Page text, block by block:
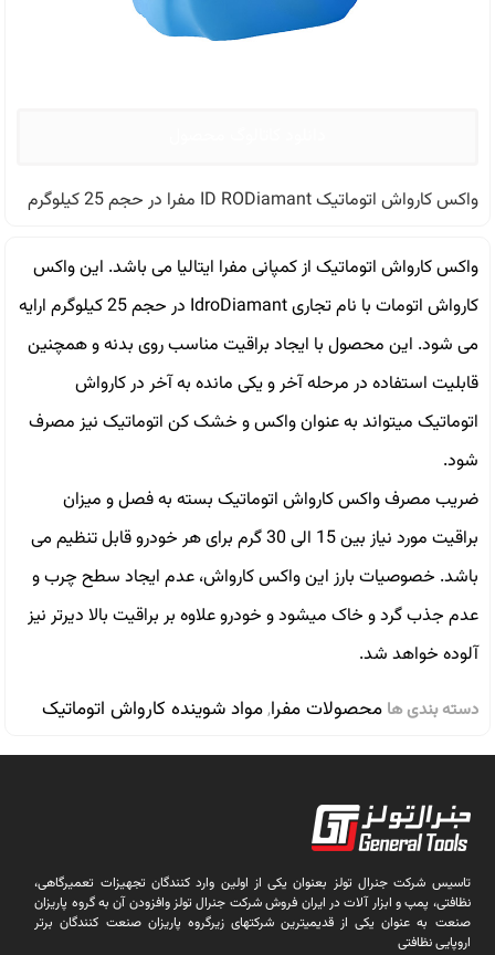
واکس کارواش اتوماتیک ID RODiamant مفرا در حجم 25 کیلوگرم
واکس کارواش اتوماتیک از کمپانی مفرا ایتالیا می باشد. این واکس
کارواش اتومات با نام تجاری IdroDiamant در حجم 25 کیلوگرم ارایه
می شود. این محصول با ایجاد براقیت مناسب روی بدنه و همچنین
قابلیت استفاده در مرحله آخر و یکی مانده به آخر در کارواش
اتوماتیک میتواند به عنوان واکس و خشک کن اتوماتیک نیز مصرف
شود.
ضریب مصرف واکس کارواش اتوماتیک بسته به فصل و میزان
براقیت مورد نیاز بین 15 الی 30 گرم برای هر خودرو قابل تنظیم می
باشد. خصوصیات بارز این واکس کارواش، عدم ایجاد سطح چرب و
عدم جذب گرد و خاک میشود و خودرو علاوه بر براقیت بالا دیرتر نیز
آلوده خواهد شد.
دسته بندی ها محصولات مفرا,مواد شوینده کارواش اتوماتیک
تاسیس شرکت جنرال تولز بعنوان یکی از اولین وارد کنندگان تجهیزات تعمیرگاهی،
نظافتی، پمپ و ابزار آلات در ایران فروش شرکت جنرال تولز وافزودن آن به گروه پاریزان
صنعت به عنوان یکی از قدیمیترین شرکتهای زیرگروه پاریزان صنعت کنندگان برتر
اروپایی نظافتی